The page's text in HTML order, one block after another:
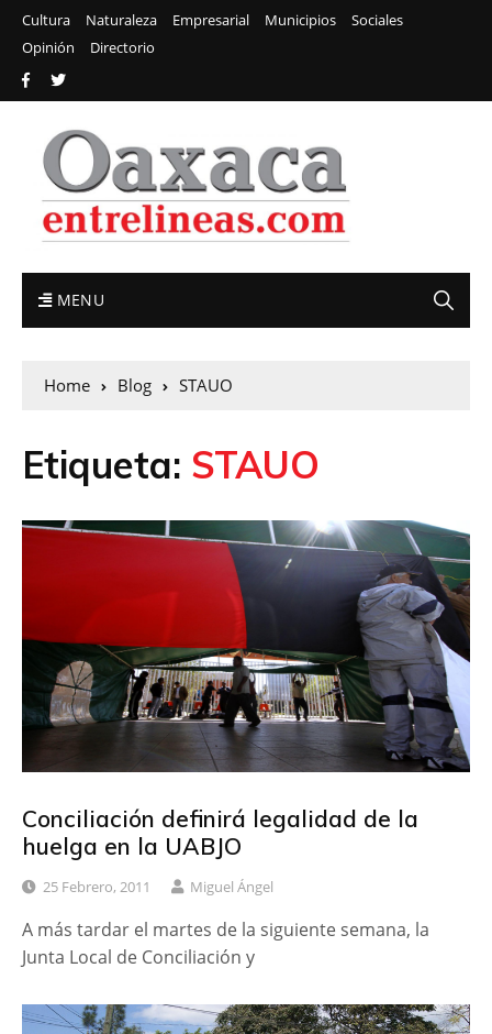
Cultura Naturaleza Empresarial Municipios
Sociales
Opinión
Directorio
MENU
Home Blog STAUO
Etiqueta: STAUO
Conciliación definirá legalidad de la
huelga en la UABJO
25 Febrero, 2011 Miguel Ángel
A más tardar el martes de la siguiente semana, la
Junta Local de Conciliación y